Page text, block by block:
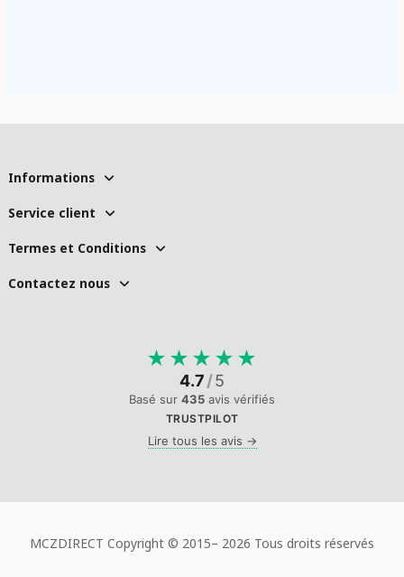
Informations
Service client
Termes et Conditions
Contactez nous
★ ★ ★ ★ ★
4.7/5
Basé sur 435 avis vérifiés
TRUSTPILOT
Lire tous les avis →
MCZDIRECT Copyright © 2015– 2026 Tous droits réservés